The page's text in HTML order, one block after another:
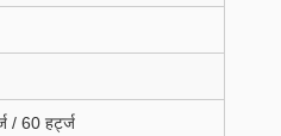
/ 60 हर्ट्ज